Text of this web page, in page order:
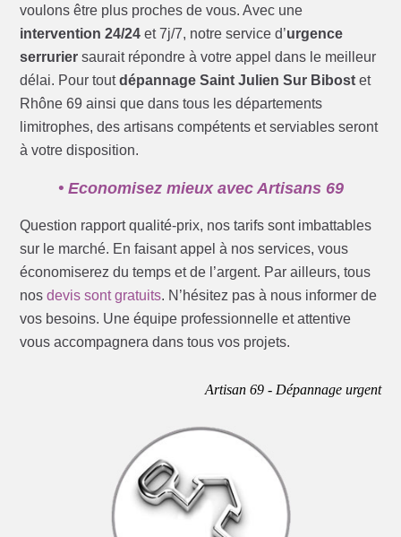
voulons être plus proches de vous. Avec une
intervention 24/24 et 7j/7, notre service d’urgence
serrurier saurait répondre à votre appel dans le meilleur
délai. Pour toutdépannage Saint Julien Sur Bibost et
Rhône 69 ainsi que dans tous les départements
limitrophes, des artisans compétents et serviables seront
à votre disposition.
• Economisez mieux avec Artisans 69
Question rapport qualité-prix, nos tarifs sont imbattables
sur le marché. En faisant appel à nos services, vous
économiserez du temps et de l’argent. Par ailleurs, tous
nosdevis sont gratuits. N’hésitez pas à nous informer de
vos besoins. Une équipe professionnelle et attentive
vous accompagnera dans tous vos projets.
Artisan 69 - Dépannage urgent